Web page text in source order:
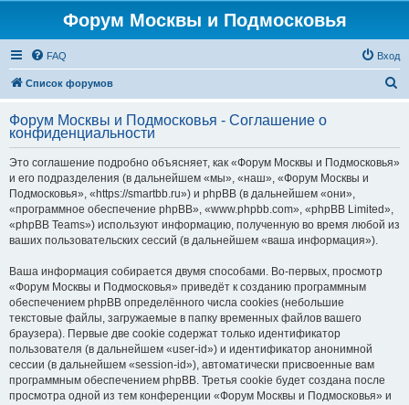
Форум Москвы и Подмосковья
FAQ Вход
Список форумов
с
Форум Москвы и Подмосковья - Соглашение о
конфиденциальности
Это соглашение подробно объясняет, как «Форум Москвы и Подмосковья»
и его подразделения (в дальнейшем «мы», «наш», «Форум Москвы и
Подмосковья», «https://smartbb.ru») и phpBB (в дальнейшем «они»,
«программное обеспечение phpBB», «www.phpbb.com», «phpBB Limited»,
«phpBB Teams») используют информацию, полученную во время любой из
ваших пользовательских сессий (в дальнейшем «ваша информация»).
Ваша информация собирается двумя способами. Во-первых, просмотр
«Форум Москвы и Подмосковья» приведёт к созданию программным
обеспечением phpBB определённого числа cookies (небольшие
текстовые файлы, загружаемые в папку временных файлов вашего
браузера). Первые две cookie содержат только идентификатор
пользователя (в дальнейшем «user-id») и идентификатор анонимной
сессии (в дальнейшем «session-id»), автоматически присвоенные вам
программным обеспечением phpBB. Третья cookie будет создана после
просмотра одной из тем конференции «Форум Москвы и Подмосковья» и